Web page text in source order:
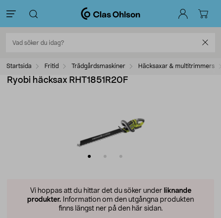
Startsida Fritid Trädgårdsmaskiner Häcksaxar & multitrimmers
Ryobi häcksax RHT1851R20F
Vi hoppas att du hittar det du söker under liknande
produkter. Information om den utgångna produkten
finns längst ner på den här sidan.